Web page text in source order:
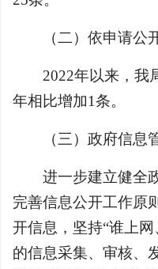
（二）依申请公
2022年以来，我
年相比增加1条。
（三）政府信息
进一步建立健全
完善信息公开工作原
开信息，坚持“谁上
的信息采集、审核、